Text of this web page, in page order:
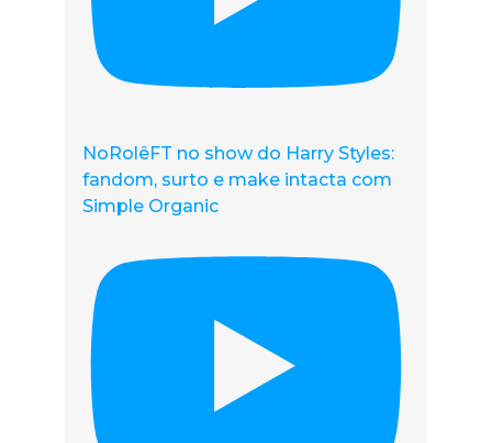
NoRolêFT no show do Harry Styles:
fandom, surto e make intacta com
Simple Organic